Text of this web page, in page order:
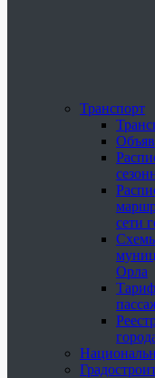
Транспорт
сети
Орла